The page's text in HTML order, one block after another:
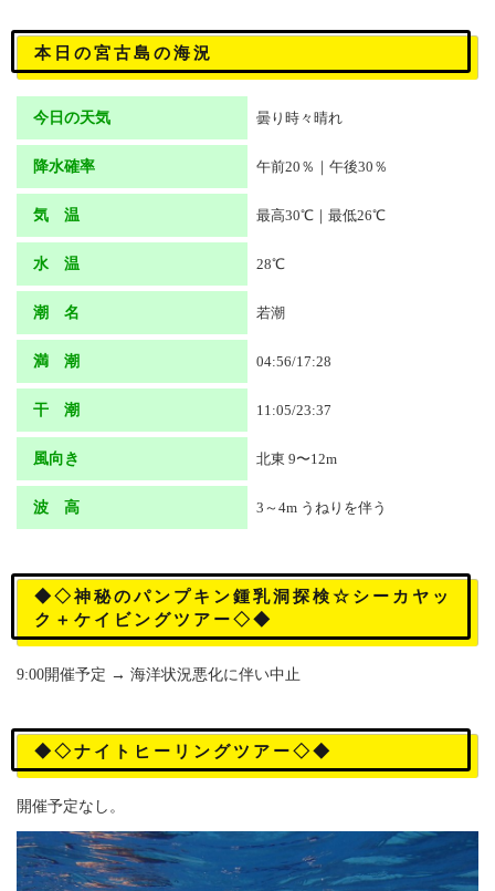
本日の宮古島の海況
今日の天気 曇り時々晴れ
降水確率 午前20％｜午後30％
気 温 最高30℃｜最低26℃
水 温 28℃
潮 名 若潮
満 潮 04:56/17:28
干 潮 11:05/23:37
風向き 北東 9〜12m
波 高 3～4m うねりを伴う
◆◇神秘のパンプキン鍾乳洞探検☆シーカヤッ
ク＋ケイビングツアー◇◆
9:00開催予定 → 海洋状況悪化に伴い中止
◆◇ナイトヒーリングツアー◇◆
開催予定なし。